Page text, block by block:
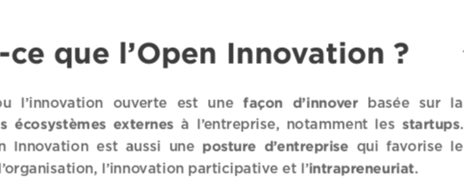
ce que l’Open Innovation ?
l’innovation ouverte est unefaçon d’innoverbasée sur la
écosystèmes externes à l’entreprise, notamment les startups.
Innovation est aussi une posture d’entreprise qui favorise le
l’innovation participative et l’intrapreneuriat.